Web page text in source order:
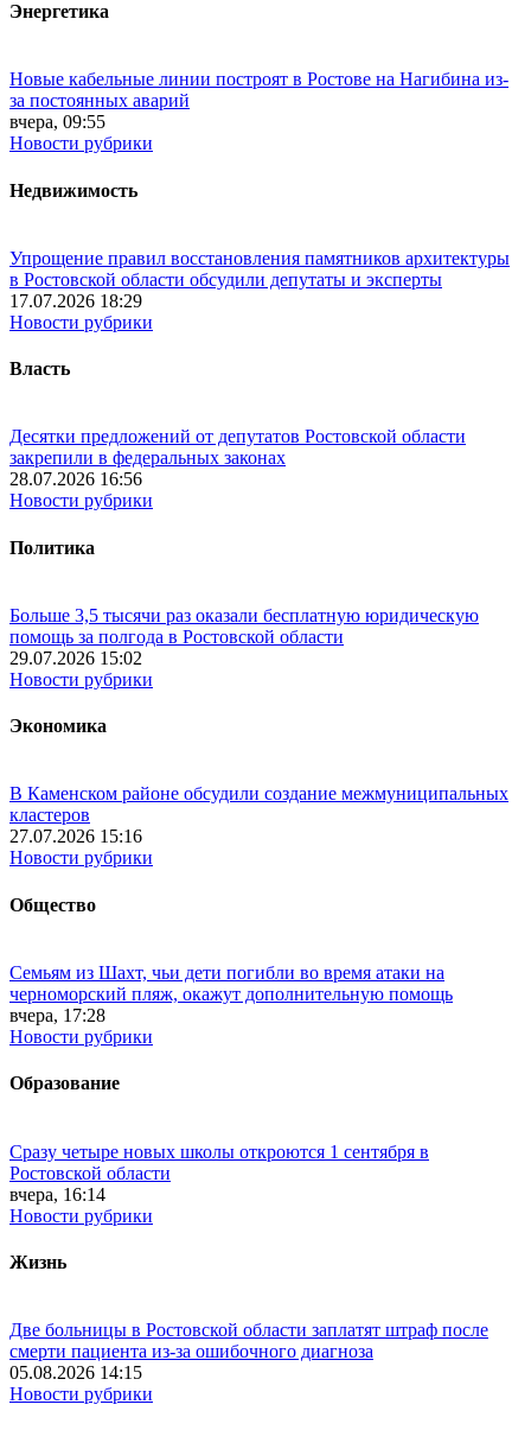
Энергетика
Новые кабельные линии построят в Ростове на Нагибина из-
за постоянных аварий
вчера, 09:55
Новости рубрики
Недвижимость
Упрощение правил восстановления памятников архитектуры
в Ростовской области обсудили депутаты и эксперты
17.07.2026 18:29
Новости рубрики
Власть
Десятки предложений от депутатов Ростовской области
закрепили в федеральных законах
28.07.2026 16:56
Новости рубрики
Политика
Больше 3,5 тысячи раз оказали бесплатную юридическую
помощь за полгода в Ростовской области
29.07.2026 15:02
Новости рубрики
Экономика
В Каменском районе обсудили создание межмуниципальных
кластеров
27.07.2026 15:16
Новости рубрики
Общество
Семьям из Шахт, чьи дети погибли во время атаки на
черноморский пляж, окажут дополнительную помощь
вчера, 17:28
Новости рубрики
Образование
Сразу четыре новых школы откроются 1 сентября в
Ростовской области
вчера, 16:14
Новости рубрики
Жизнь
Две больницы в Ростовской области заплатят штраф после
смерти пациента из-за ошибочного диагноза
05.08.2026 14:15
Новости рубрики